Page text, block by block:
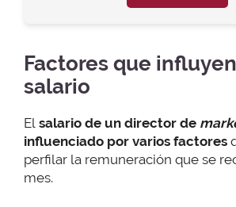
Factores que
salario
El salario de un director de
influenciado por varios factores
perfilar la remuneración que se
mes.